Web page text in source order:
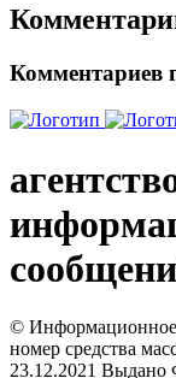
Комментариев
©
номер средства
23.12.2021 Выдано